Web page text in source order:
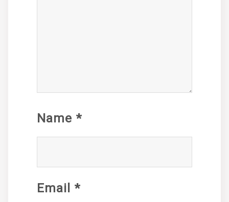
Name *
Email *